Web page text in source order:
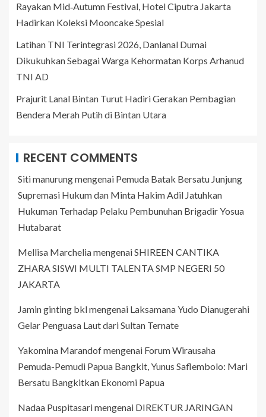
Rayakan Mid‑Autumn Festival, Hotel Ciputra Jakarta
Hadirkan Koleksi Mooncake Spesial
Latihan TNI Terintegrasi 2026, Danlanal Dumai
Dikukuhkan Sebagai Warga Kehormatan Korps Arhanud
TNI AD
Prajurit Lanal Bintan Turut Hadiri Gerakan Pembagian
Bendera Merah Putih di Bintan Utara
RECENT COMMENTS
Siti manurungmengenai Pemuda Batak Bersatu Junjung
Supremasi Hukum dan Minta Hakim Adil Jatuhkan
Hukuman Terhadap Pelaku Pembunuhan Brigadir Yosua
Hutabarat
Mellisa MarcheliamengenaiSHIREEN CANTIKA
ZHARA SISWI MULTI TALENTA SMP NEGERI 50
JAKARTA
Jamin ginting bklmengenai Laksamana Yudo Dianugerahi
Gelar Penguasa Laut dari Sultan Ternate
Yakomina Marandofmengenai Forum Wirausaha
Pemuda-Pemudi Papua Bangkit, Yunus Saflembolo: Mari
Bersatu Bangkitkan Ekonomi Papua
Nadaa Puspitasarimengenai DIREKTUR JARINGAN